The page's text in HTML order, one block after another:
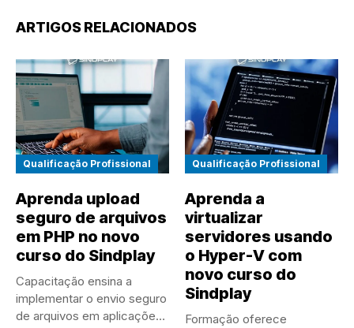
ARTIGOS RELACIONADOS
Qualificação Profissional
Aprenda upload
seguro de arquivos
em PHP no novo
curso do Sindplay
Capacitação ensina a
implementar o envio seguro
de arquivos em aplicações
Qualificação Profissional
Aprenda a
virtualizar
servidores usando
o Hyper-V com
novo curso do
Sindplay
Formação oferece